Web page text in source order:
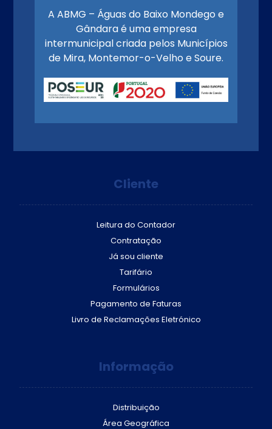
A ABMG – Águas do Baixo Mondego e
Gândara é uma empresa
intermunicipal criada pelos Municípios
de Mira, Montemor-o-Velho e Soure.
Cliente
Leitura do Contador
Contratação
Já sou cliente
Tarifário
Formulários
Pagamento de Faturas
Livro de Reclamações Eletrónico
Informação
Distribuição
Área Geográfica